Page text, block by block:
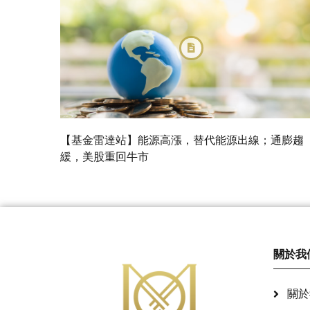
【基金雷達站】能源高漲，替代能源出線；通膨趨
緩，美股重回牛市
關於我
關